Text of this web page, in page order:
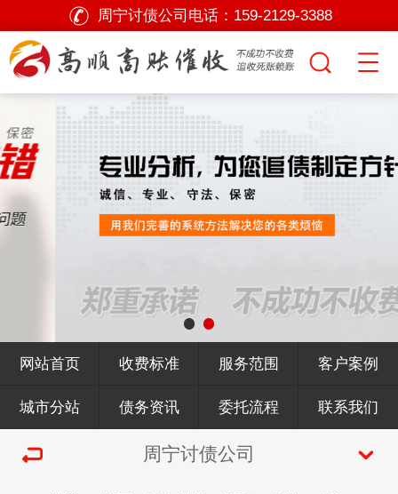
周宁讨债公司电话： 159-2129-3388
网站首页 收费标准 服务范围 客户案例
城市分站 债务资讯 委托流程 联系我们
周宁讨债公司